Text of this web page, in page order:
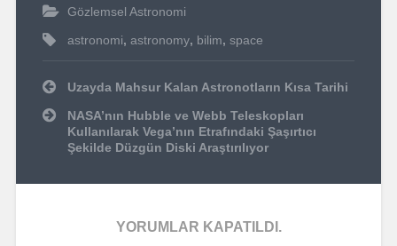
Gözlemsel Astronomi
astronomi, astronomy, bilim, space
Yazı
dolaşımı
Uzayda Mahsur Kalan Astronotların Kısa Tarihi
NASA’nın Hubble ve Webb Teleskopları
Kullanılarak Vega’nın Etrafındaki Şaşırtıcı
Şekilde Düzgün Diski Araştırılıyor
YORUMLAR KAPATILDI.